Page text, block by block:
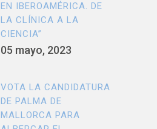
EN IBEROAMÉRICA. DE
LA CLÍNICA A LA
CIENCIA”
05 mayo, 2023
VOTA LA CANDIDATURA
DE PALMA DE
MALLORCA PARA